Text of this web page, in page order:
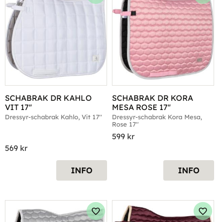
SCHABRAK DR KAHLO
VIT 17''
Dressyr-schabrak Kahlo, Vit 17''
569 kr
INFO
SCHABRAK DR KORA
MESA ROSE 17''
Dressyr-schabrak Kora Mesa,
Rose 17''
599 kr
INFO
Lägg till i favoriter